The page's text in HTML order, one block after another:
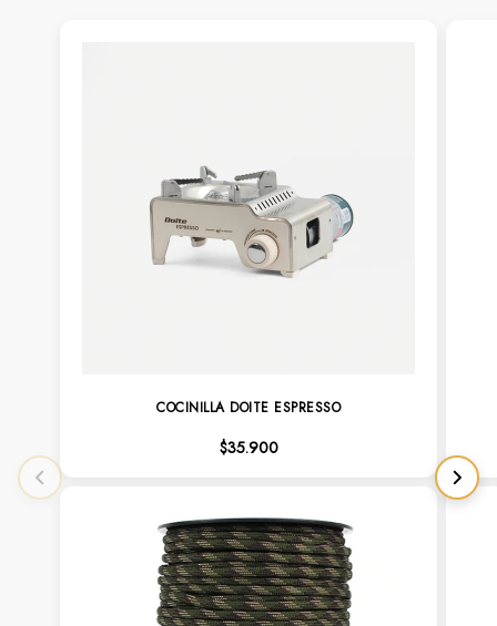
COCINILLA DOITE ESPRESSO
$35.900